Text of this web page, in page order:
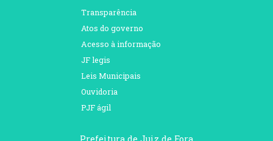
Transparência
Atos do governo
Acesso à informação
JF legis
Leis Municipais
Ouvidoria
PJF ágil